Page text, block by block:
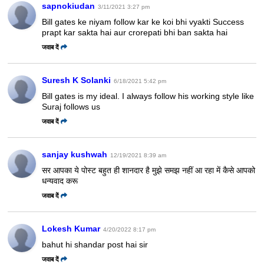
sapnokiudan 3/11/2021 3:27 pm
Bill gates ke niyam follow kar ke koi bhi vyakti Success
prapt kar sakta hai aur crorepati bhi ban sakta hai
जवाब दें
Suresh K Solanki 6/18/2021 5:42 pm
Bill gates is my ideal. I always follow his working style like
Surajfollows us
जवाब दें
sanjay kushwah 12/19/2021 8:39 am
सर आपका ये पोस्ट बहुत ही शानदार है मुझे समझ नहीं आ रहा में कैसे आपको
धन्यवाद करू
जवाब दें
Lokesh Kumar 4/20/2022 8:17 pm
bahut hi shandar post hai sir
जवाब दें